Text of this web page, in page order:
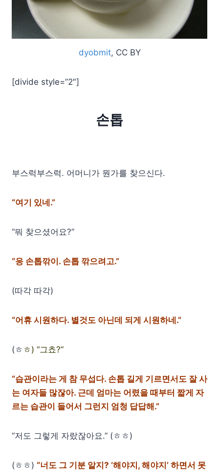
dyobmit, CC BY
[divide style=”2″]
손톱
부스럭부스럭. 어머니가 뭔가를 찾으신다.
“여기 있네.”
“뭐 찾으셨어요?”
“응 손톱깎이. 손톱 깎으려고.”
(따각 따각)
“어휴 시원하다. 별것도 아닌데 되게 시원하네.”
(ㅎ ㅎ) “그쵸?”
“습관이라는 게 참 무섭다. 손톱 길게 기르면서도 잘 사
는 여자들 많잖아. 근데 엄마는 어렸을 때부터 짧게 자
르는 습관이 들어서 그런지 엄청 답답해.”
“저도 그렇게 자랐잖아요.” (ㅎㅎ)
(ㅎㅎ) “너도 그 기분 알지? ‘해야지, 해야지’ 하면서 못